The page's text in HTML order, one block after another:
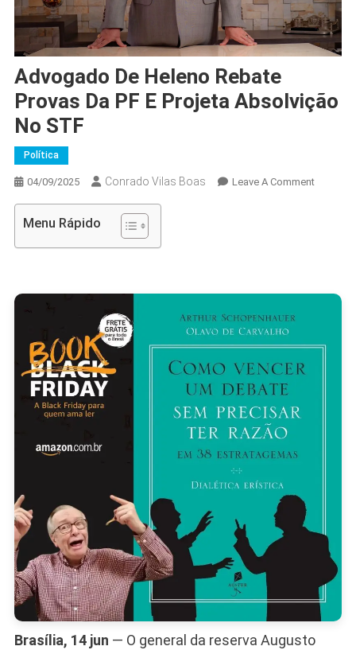
Advogado De Heleno Rebate
Provas Da PF E Projeta Absolvição
No STF
Política
04/09/2025 Conrado Vilas Boas Leave A CommentOn
Da
Projeta
Menu Rápido
Brasília, 14 jun — O general da reserva Augusto